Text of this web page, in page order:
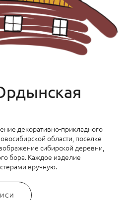
декоративно-прикладного
области, поселке
сибирской деревни,
бора. Каждое изделие
вручную.